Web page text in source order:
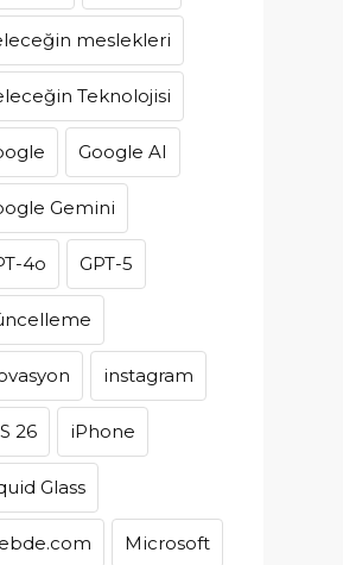
meslekleri
Teknolojisi
Google AI
Gemini
4o GPT-5
instagram
26 iPhone
Glass
Microsoft